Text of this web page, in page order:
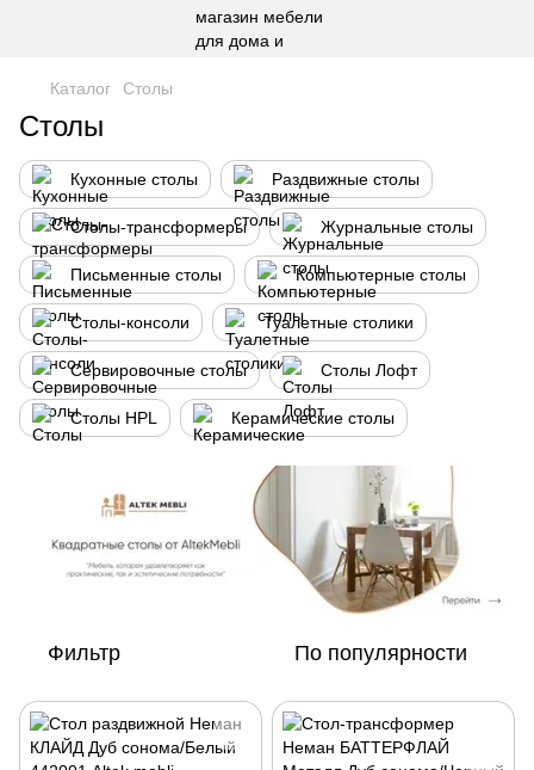
Каталог Столы
Столы
Кухонные столы Раздвижные столы
Столы-трансформеры Журнальные столы
Письменные столы Компьютерные столы
Столы-консоли Туалетные столики
Сервировочные столы Столы Лофт
Столы HPL Керамические столы
Фильтр По популярности